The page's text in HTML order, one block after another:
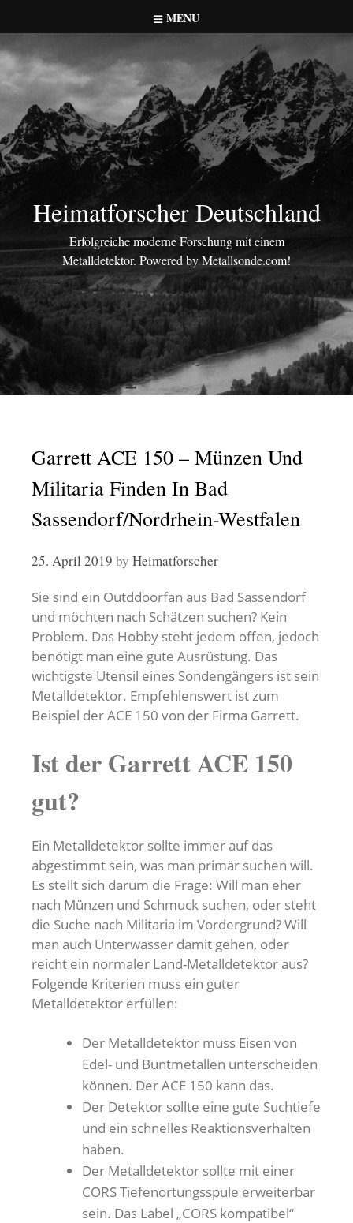
to
content
MENU
Heimatforscher Deutschland
Erfolgreiche moderne Forschung mit einem
Metalldetektor. Powered by Metallsonde.com!
Garrett ACE 150 – Münzen Und
Militaria Finden In Bad
Sassendorf/Nordrhein-Westfalen
25. April 2019 by Heimatforscher
Sie sind ein Outddoorfan aus Bad Sassendorf
und möchten nach Schätzen suchen? Kein
Problem. Das Hobby steht jedem offen, jedoch
benötigt man eine gute Ausrüstung. Das
wichtigste Utensil eines Sondengängers ist sein
Metalldetektor. Empfehlenswert ist zum
Beispiel der ACE 150 von der Firma Garrett.
Ist der Garrett ACE 150
gut?
Ein Metalldetektor sollte immer auf das
abgestimmt sein, was man primär suchen will.
Es stellt sich darum die Frage: Will man eher
nach Münzen und Schmuck suchen, oder steht
die Suche nach Militaria im Vordergrund? Will
man auch Unterwasser damit gehen, oder
reicht ein normaler Land-Metalldetektor aus?
Folgende Kriterien muss ein guter
Metalldetektor erfüllen:
Der Metalldetektor muss Eisen von
Edel- und Buntmetallen unterscheiden
können. Der ACE 150 kann das.
Der Detektor sollte eine gute Suchtiefe
und ein schnelles Reaktionsverhalten
haben.
Der Metalldetektor sollte mit einer
CORS Tiefenortungsspule erweiterbar
sein. Das Label „CORS kompatibel“